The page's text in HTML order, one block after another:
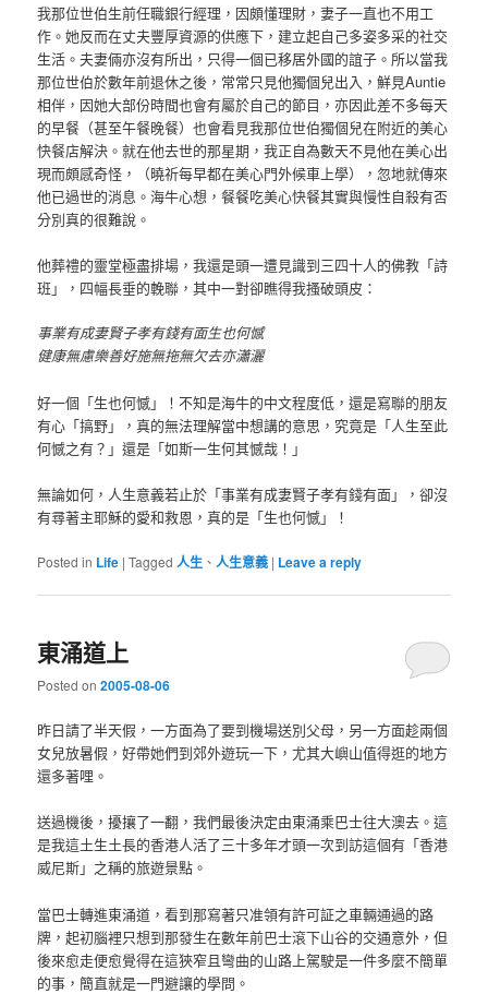
我那位世伯生前任職銀行經理，因頗懂理財，妻子一直也不用工
作。她反而在丈夫豐厚資源的供應下，建立起自己多姿多采的社交
生活。夫妻倆亦沒有所出，只得一個已移居外國的誼子。所以當我
那位世伯於數年前退休之後，常常只見他獨個兒出入，鮮見Auntie
相伴，因她大部份時間也會有屬於自己的節目，亦因此差不多每天
的早餐（甚至午餐晚餐）也會看見我那位世伯獨個兒在附近的美心
快餐店解決。就在他去世的那星期，我正自為數天不見他在美心出
現而頗感奇怪，（曉祈每早都在美心門外候車上學），忽地就傳來
他已過世的消息。海牛心想，餐餐吃美心快餐其實與慢性自殺有否
分別真的很難說。
他葬禮的靈堂極盡排場，我還是頭一遭見識到三四十人的佛教「詩
班」，四幅長垂的輓聯，其中一對卻瞧得我搔破頭皮：
事業有成妻賢子孝有錢有面生也何憾
健康無慮樂善好施無拖無欠去亦瀟灑
好一個「生也何憾」！不知是海牛的中文程度低，還是寫聯的朋友
有心「搞野」，真的無法理解當中想講的意思，究竟是「人生至此
何憾之有？」還是「如斯一生何其憾哉！」
無論如何，人生意義若止於「事業有成妻賢子孝有錢有面」，卻沒
有尋著主耶穌的愛和救恩，真的是「生也何憾」！
Posted in Life |Tagged 人生 、人生意義 | Leave a reply
東涌道上
Posted on2005-08-06
昨日請了半天假，一方面為了要到機場送別父母，另一方面趁兩個
女兒放暑假，好帶她們到郊外遊玩一下，尤其大嶼山值得逛的地方
還多著哩。
送過機後，擾攘了一翻，我們最後決定由東涌乘巴士往大澳去。這
是我這土生土長的香港人活了三十多年才頭一次到訪這個有「香港
威尼斯」之稱的旅遊景點。
當巴士轉進東涌道，看到那寫著只准領有許可証之車輛通過的路
牌，起初腦裡只想到那發生在數年前巴士滾下山谷的交通意外，但
後來愈走便愈覺得在這狹窄且彎曲的山路上駕駛是一件多麼不簡單
的事，簡直就是一門避讓的學問。